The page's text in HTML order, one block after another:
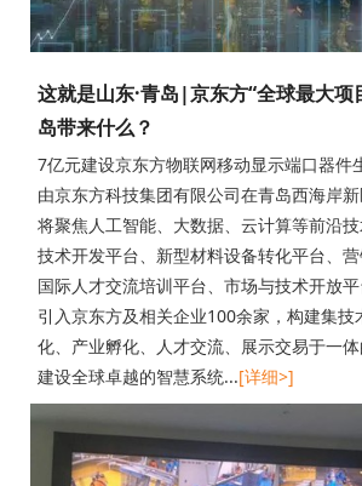
这就是山东·青岛|京东方“全球最大项
岛带来什么？
7亿元建设京东方物联网移动显示端口器件
由京东方科技集团有限公司在青岛西海岸
将聚焦人工智能、大数据、云计算等前沿
技术开发平台、新型材料设备转化平台、营
国际人才交流培训平台、市场与技术开放平
引入京东方及相关企业100余家，构建集技
化、产业孵化、人才交流、展示交易于一体
建设全球卓越的智慧系统...[详细>]